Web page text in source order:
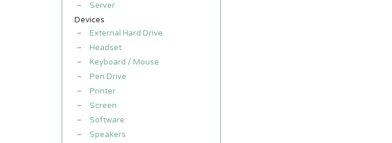
Server
Devices
External Hard Drive
Headset
Keyboard / Mouse
Pen Drive
Printer
Screen
Software
Speakers